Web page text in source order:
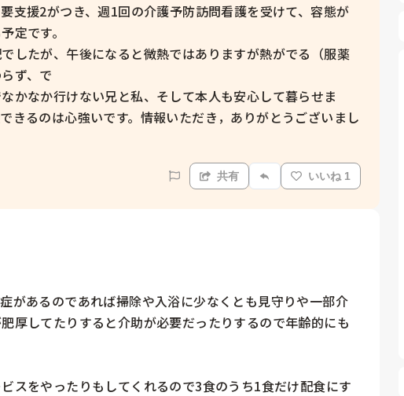
支援2がつき、週1回の介護予防訪問看護を受けて、容態が
定です。
したが、午後になると微熱ではありますが熱がでる（服薬
ず、で
かなか行けない兄と私、そして本人も安心して暮らせま
きるのは心強いです。情報いただき，ありがとうございまし
共有 いいね 1
があるのであれば掃除や入浴に少なくとも見守りや一部介
厚してたりすると介助が必要だったりするので年齢的にも
スをやったりもしてくれるので3食のうち1食だけ配食にす